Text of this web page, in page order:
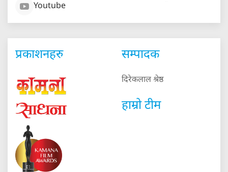
Youtube
प्रकाशनहरु सम्पादक
दिरेकलाल श्रेष्ठ
हाम्रो टीम